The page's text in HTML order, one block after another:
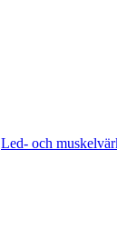
Led- och